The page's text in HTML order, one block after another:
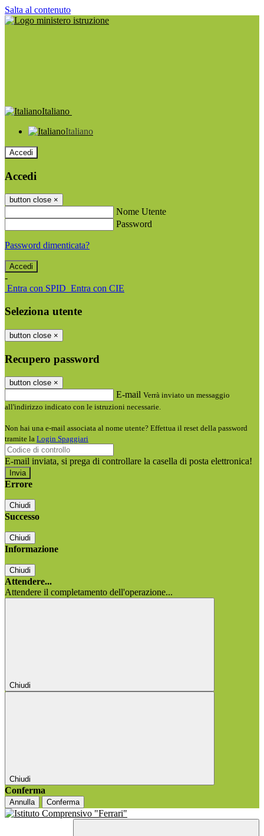
Salta al contenuto
Italiano
Italiano
Accedi
Accedi
button close ×
Nome Utente
Password
Password dimenticata?
-
Entra con SPID Entra con CIE
Seleziona utente
button close ×
Recupero password
button close ×
E-mail Verrà inviato un messaggio
all'indirizzo indicato con le istruzioni necessarie.
Non hai una e-mail associata al nome utente? Effettua il reset della password
tramite la Login Spaggiari
E-mail inviata, si prega di controllare la casella di posta elettronica!
Errore
Chiudi
Successo
Chiudi
Informazione
Chiudi
Attendere...
Attendere il completamento dell'operazione...
Chiudi
Chiudi
Conferma
Annulla Conferma